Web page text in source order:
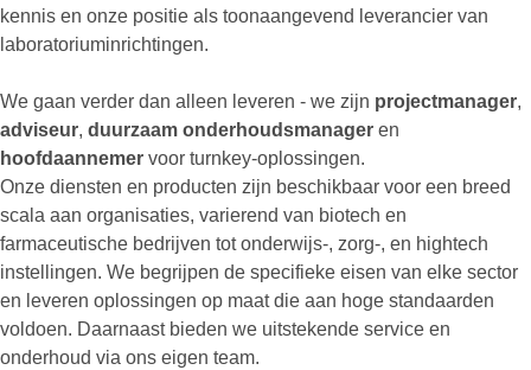
kennis en onze positie als toonaangevend leverancier van
laboratoriuminrichtingen.
We gaan verder dan alleen leveren - we zijn projectmanager,
adviseur, duurzaam onderhoudsmanager en
hoofdaannemer voor turnkey-oplossingen.
Onze diensten en producten zijn beschikbaar voor een breed
scala aan organisaties, varierend van biotech en
farmaceutische bedrijven tot onderwijs-, zorg-, en hightech
instellingen. We begrijpen de specifieke eisen van elke sector
en leveren oplossingen op maat die aan hoge standaarden
voldoen. Daarnaast bieden we uitstekende service en
onderhoud via ons eigen team.